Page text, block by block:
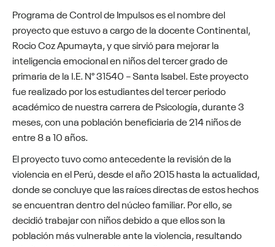
Programa de Control de Impulsos es el nombre del
proyecto que estuvo a cargo de la docente Continental,
Rocio Coz Apumayta, y que sirvió para mejorar la
inteligencia emocional en niños del tercer grado de
primaria de la I.E. N° 31540 – Santa Isabel. Este proyecto
fue realizado por los estudiantes del tercer periodo
académico de nuestra carrera de Psicología, durante 3
meses, con una población beneficiaria de 214 niños de
entre 8 a 10 años.
El proyecto tuvo como antecedente la revisión de la
violencia en el Perú, desde el año 2015 hasta la actualidad,
donde se concluye que las raíces directas de estos hechos
se encuentran dentro del núcleo familiar. Por ello, se
decidió trabajar con niños debido a que ellos son la
población más vulnerable ante la violencia, resultando